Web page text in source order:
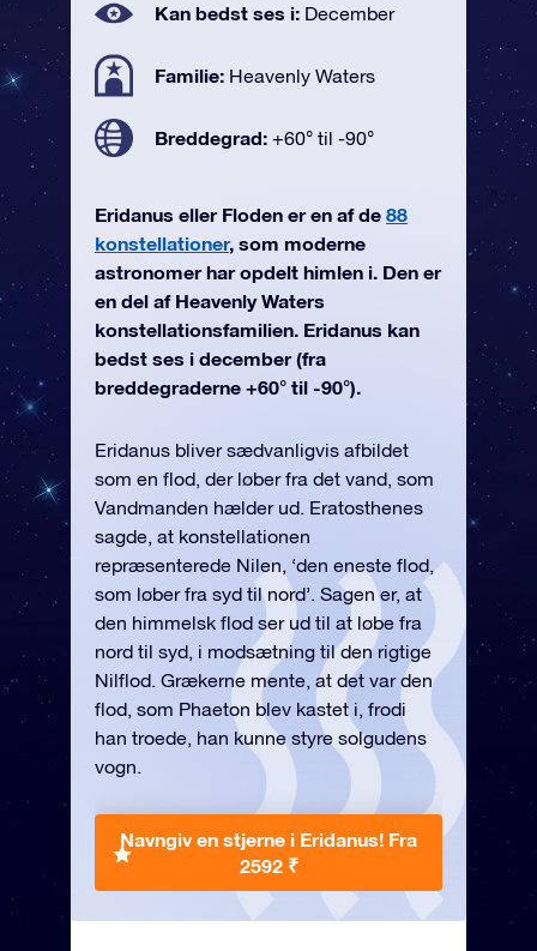
Kan bedst ses i: December
Familie: Heavenly Waters
Breddegrad: +60° til -90°
Eridanus eller Floden er en af de 88
konstellationer, som moderne
astronomer har opdelt himlen i. Den er
en del af Heavenly Waters
konstellationsfamilien. Eridanus kan
bedst ses i december (fra
breddegraderne +60° til -90°).
Eridanus bliver sædvanligvis afbildet
som en flod, der løber fra det vand, som
Vandmanden hælder ud. Eratosthenes
sagde, at konstellationen
repræsenterede Nilen, ‘den eneste flod,
som løber fra syd til nord’. Sagen er, at
den himmelsk flod ser ud til at løbe fra
nord til syd, i modsætning til den rigtige
Nilflod. Grækerne mente, at det var den
flod, som Phaeton blev kastet i, frodi
han troede, han kunne styre solgudens
vogn.
Navngiv en stjerne i Eridanus! Fra
2592 ₹